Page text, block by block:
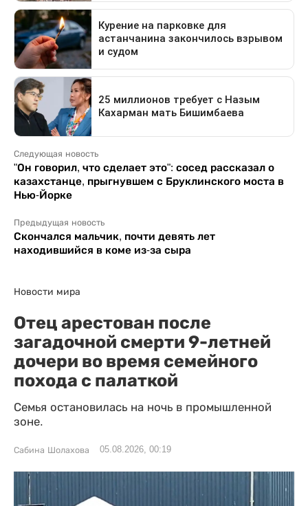
Следующая новость
"Он говорил, что сделает это": сосед рассказал о
казахстанце, прыгнувшем с Бруклинского моста в
Нью-Йорке
Предыдущая новость
Скончался мальчик, почти девять лет
находившийся в коме из-за сыра
Новости мира
Отец арестован после
загадочной смерти 9-летней
дочери во время семейного
похода с палаткой
Семья остановилась на ночь в промышленной
зоне.
Сабина Шолахова 05.08.2026, 00:19